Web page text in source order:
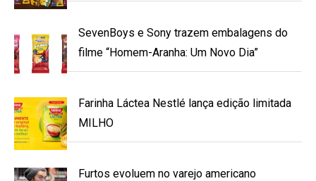
SevenBoys e Sony trazem embalagens do
filme “Homem-Aranha: Um Novo Dia”
Farinha Láctea Nestlé lança edição limitada
MILHO
Furtos evoluem no varejo americano